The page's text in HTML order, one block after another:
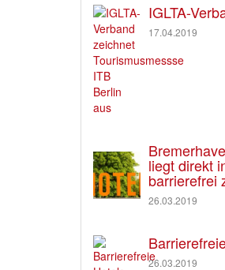
IGLTA-
17.04.2019
liegt direkt
barrierefrei
26.03.2019
26.03.2019